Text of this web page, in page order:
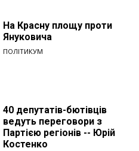
На Красну площу проти
Януковича
ПОЛІТИКУМ
40 депутатів-бютівців
ведуть переговори з
Партією регіонів -- Юрій
Костенко